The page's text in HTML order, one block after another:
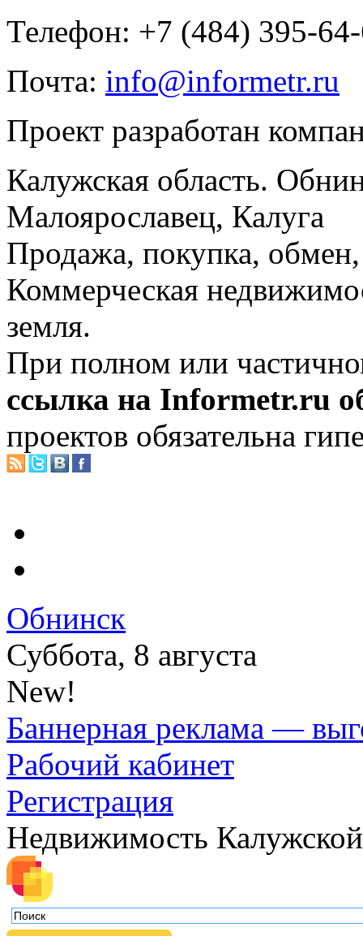
Телефон: +7 (484) 395-
Почта: info@informetr.ru
Проект разработан
Калужская область.
Малоярославец, Калуга
Продажа, покупка, обмен,
Коммерческая
земля.
При полном или
ссылка на Informetr.ru
проектов обязательна
Обнинск
Суббота, 8 августа
New!
Баннерная реклама —
Рабочий кабинет
Регистрация
Недвижимость